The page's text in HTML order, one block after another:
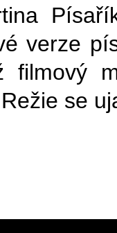
verze
filmový
se